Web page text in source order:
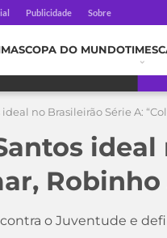
Publicidade Sobre
COPA DO MUNDOTIMES
no Brasileirão Série A:
o Juventude e